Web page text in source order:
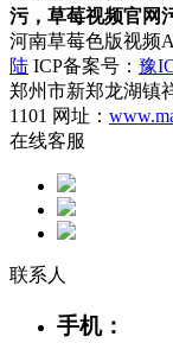
污，草莓视频官网
河南草莓色版视频
陆 ICP备案号： 豫
郑州市新郑龙湖镇
1101 网址：
在线客服
联系人
手机：